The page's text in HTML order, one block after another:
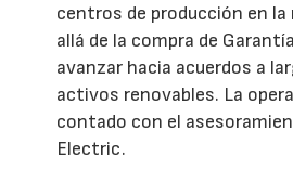
centros de producción en la
allá de la compra de
avanzar hacia acuerdos a
activos renovables. La
contado con el
Electric.